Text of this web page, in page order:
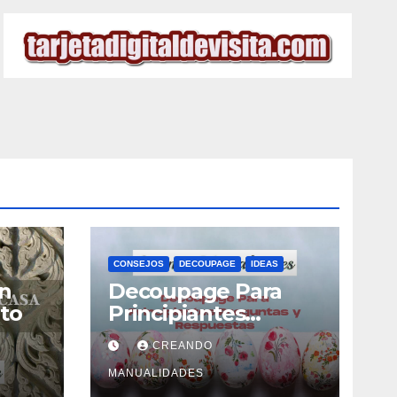
CONSEJOS DECOUPAGE IDEAS
Decoupage Para
Principiantes
Preguntas y
Respuestas
CREANDO
MANUALIDADES